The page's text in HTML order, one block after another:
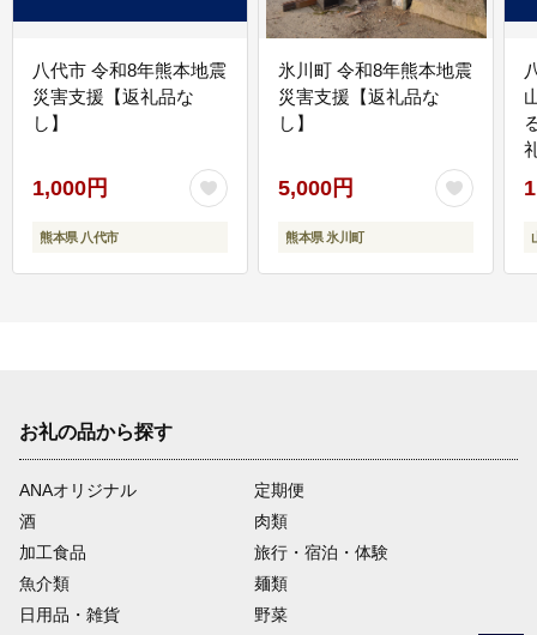
八代市 令和8年熊本地震
災害支援【返礼品な
し】
1,000円
熊本県 八代市
氷川町 令和8年熊本地震
災害支援【返礼品な
し】
5,000円
熊本県 氷川町
お礼の品から探す
ANAオリジナル
定期便
酒
肉類
加工食品
旅行・宿泊・体験
魚介類
麺類
日用品・雑貨
野菜